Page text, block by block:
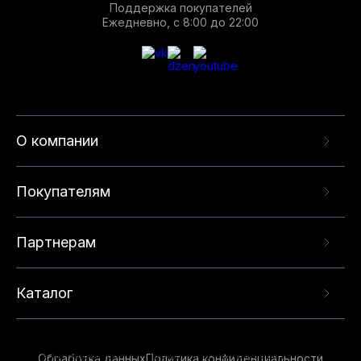
О компании
Покупателям
Партнерам
Каталог
Поддержка покупателей
Ежедневно, с 8:00 до 22:00
Обработка данныхПолитика конфиденциальности
опыта на нашем сайте. Продолжая использовать